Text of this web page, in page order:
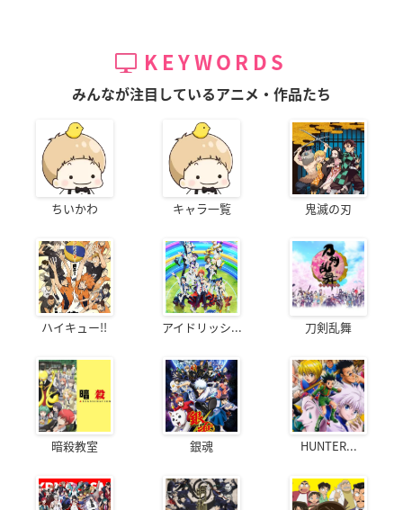
・Amazon(【Amazon.co.jp限定】商品のみ対象)
Blu-ray：1st/2nd Season 購入セット
DVD：
1st/2nd Season 購入セット
・ゲーマーズ
連動購入特典：アクリルキーホルダー＆描き下ろしB2タペスト
・ソフマップ・アニメガ(一部アニメガ店舗を除く)
連動購入特典：描き下ろしB2タペストリー
連動購入特典：描き下ろしB2タペストリー
・ANIPLEX+
各巻購入特典：ラバーチャーム2個セット
連動購入特典：ラバーチャーム専用収納ケース
・あみあみ
KEYWORDS
みんなが注目しているアニメ・作品たち
ちいかわ キャラ一覧 鬼滅の刃
ハイキュー!! アイドリッシ... 刀剣乱舞
暗殺教室 銀魂 HUNTER...